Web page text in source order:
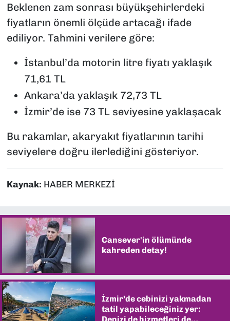
Beklenen zam sonrası büyükşehirlerdeki
fiyatların önemli ölçüde artacağı ifade
ediliyor. Tahmini verilere göre:
İstanbul’da motorin litre fiyatı yaklaşık
71,61 TL
Ankara’da yaklaşık 72,73 TL
İzmir’de ise 73 TL seviyesine yaklaşacak
Bu rakamlar, akaryakıt fiyatlarının tarihi
seviyelere doğru ilerlediğini gösteriyor.
Kaynak: HABER MERKEZİ
Cansever'in ölümünde
kahreden detay!
İzmir’de cebinizi yakmadan
tatil yapabileceğiniz yer: